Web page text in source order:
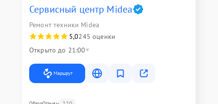
Сервисный центр Midea
Ремонт техники Midea
5,0245 оценки
Открыто до 21:00
Маршрут